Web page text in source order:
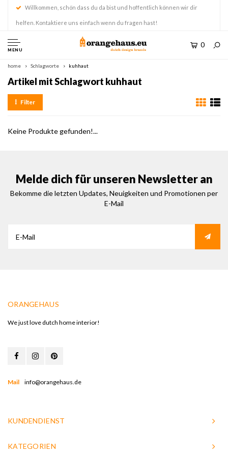
Willkommen, schön dass du da bist und hoffentlich können wir dir
helfen. Kontaktiere uns einfach wenn du fragen hast!
MENU
0
home Schlagworte kuhhaut
Artikel mit Schlagwort kuhhaut
Filter
Keine Produkte gefunden!...
Melde dich für unseren Newsletter an
Bekomme die letzten Updates, Neuigkeiten und Promotionen per
E-Mail
ORANGEHAUS
We just love dutch home interior!
Mail info@orangehaus.de
KUNDENDIENST
KATEGORIEN